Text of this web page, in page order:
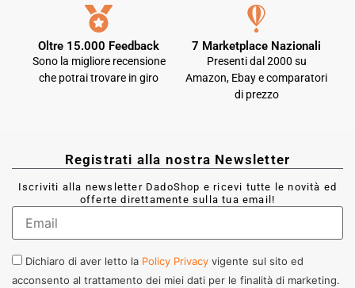
Oltre 15.000 Feedback
Sono la migliore recensione
che potrai trovare in giro
7 Marketplace Nazionali
Presenti dal 2000 su
Amazon, Ebay e comparatori
di prezzo
Registrati alla nostra Newsletter
Iscriviti alla newsletter DadoShop e ricevi tutte le novità ed
offerte direttamente sulla tua email!
Dichiaro di aver letto la Policy Privacy vigente sul sito ed
acconsento al trattamento dei miei dati per le finalità di marketing.